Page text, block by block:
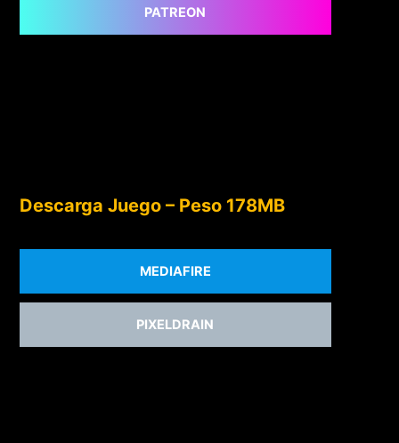
PATREON
Descarga Juego – Peso 178MB
MEDIAFIRE
PIXELDRAIN